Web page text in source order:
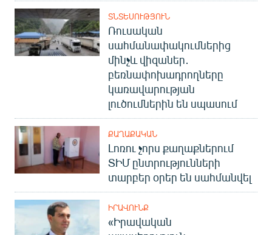
ՏՆՏԵՍՈՒԹՅՈՒՆ
Ռուսական
սահմանափակումներից
մինչև վիզաներ․
բեռնափոխադրողները
կառավարության
լուծումներին են սպասում
ՔԱՂԱՔԱԿԱՆ
Լոռու չորս քաղաքներում
ՏԻՄ ընտրությունների
տարբեր օրեր են սահմանվել
ԻՐԱՎՈՒՆՔ
«Իրավական